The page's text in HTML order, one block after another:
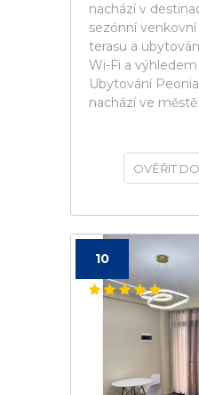
nachází v
sezónní
terasu a
Wi-Fi a
Ubytování
nachází ve
OVĚŘIT
10